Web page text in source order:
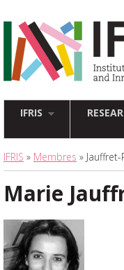
IFRIS
IFRIS » Membres »
Marie